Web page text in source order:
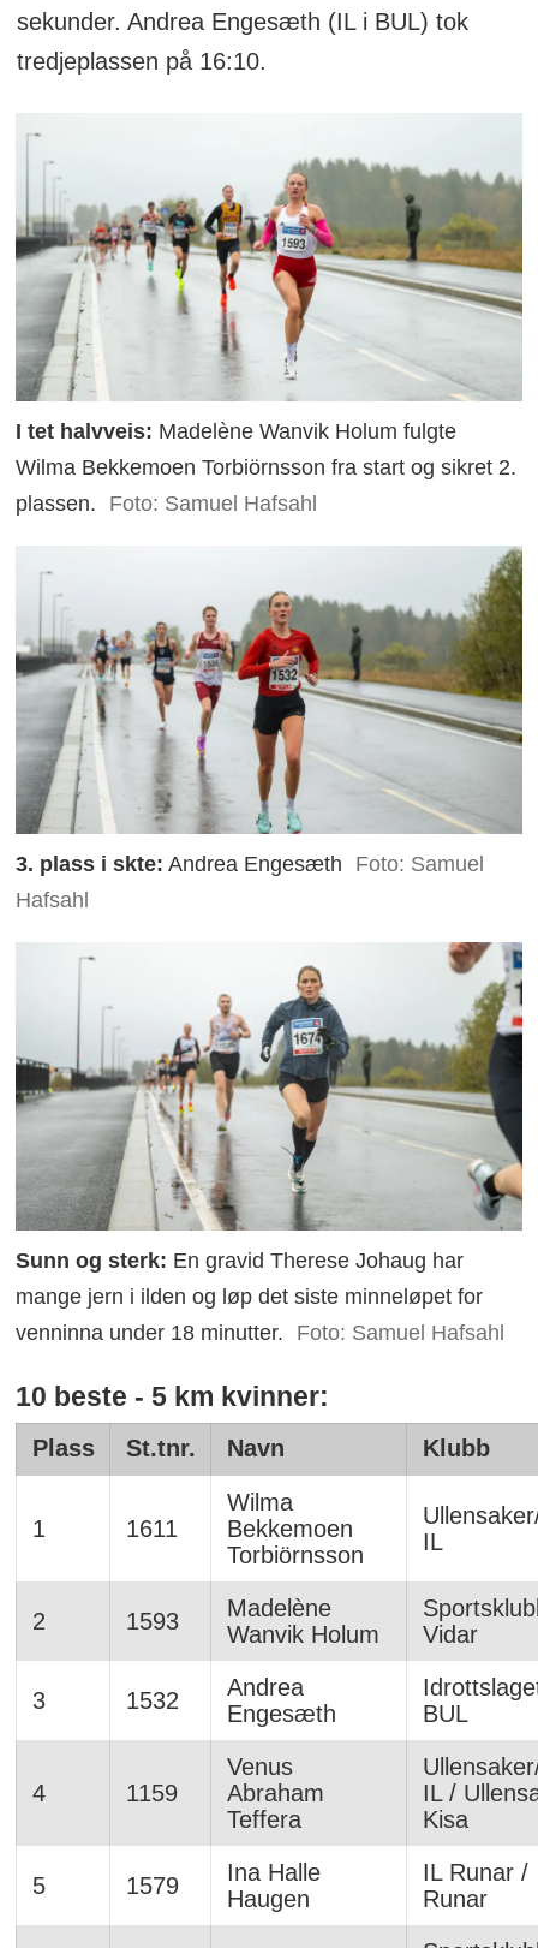
sekunder. Andrea Engesæth (IL i BUL) tok
tredjeplassen på 16:10.
I tet halvveis: Madelène Wanvik Holum fulgte
Wilma Bekkemoen Torbiörnsson fra start og sikret 2.
plassen.
Foto: Samuel Hafsahl
3. plass i skte: Andrea Engesæth
Foto: Samuel
Hafsahl
Sunn og sterk: En gravid Therese Johaug har
mange jern i ilden og løp det siste minneløpet for
venninna under 18 minutter.
Foto: Samuel Hafsahl
10 beste - 5 km kvinner:
Plass St.tnr. Navn Klubb
1 1611
Wilma
Bekkemoen
Torbiörnsson
IL
2 1593
Madelène
Wanvik Holum
Vidar
3 1532
Andrea
Engesæth
BUL
4 1159
Venus
Abraham
Teffera
IL /
Kisa
5 1579
Ina Halle
Haugen
IL Runar /
Runar